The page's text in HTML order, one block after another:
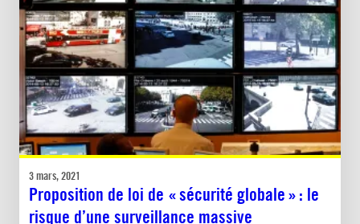
3 mars, 2021
Proposition de loi de « sécurité globale » : le
risque d’une surveillance massive